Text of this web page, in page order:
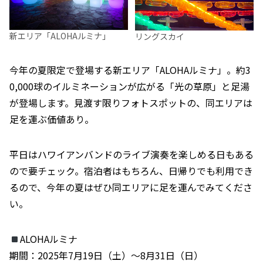
新エリア「ALOHAルミナ」 リングスカイ
今年の夏限定で登場する新エリア「ALOHAルミナ」。約3
0,000球のイルミネーションが広がる「光の草原」と足湯
が登場します。見渡す限りフォトスポットの、同エリアは
足を運ぶ価値あり。
平日はハワイアンバンドのライブ演奏を楽しめる日もある
ので要チェック。宿泊者はもちろん、日帰りでも利用でき
るので、今年の夏はぜひ同エリアに足を運んでみてくださ
い。
ALOHAルミナ
期間：2025年7月19日（土）〜8月31日（日）